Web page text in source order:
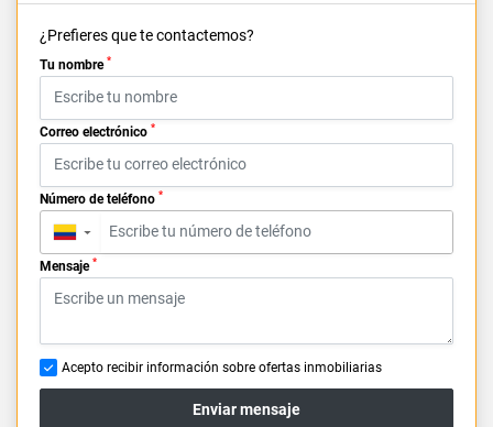
¿Prefieres que te contactemos?
Tu nombre *
Correo electrónico *
Número de teléfono *
▼
Mensaje *
Acepto recibir información sobre ofertas inmobiliarias
Enviar mensaje